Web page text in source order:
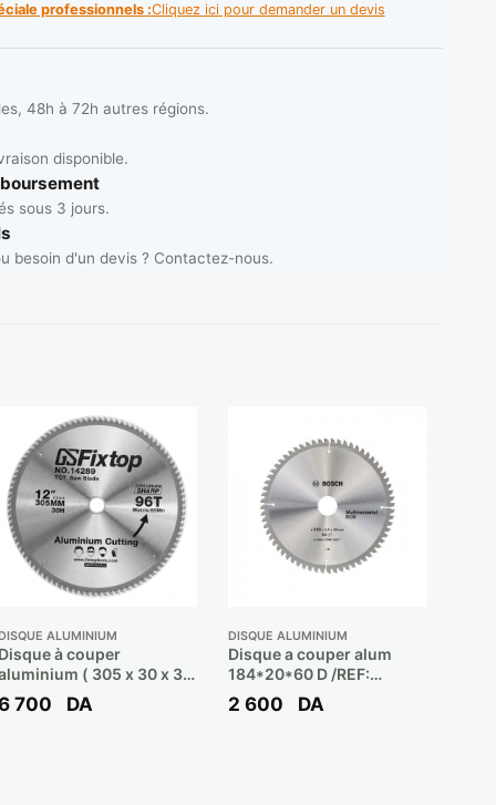
professionnels :Cliquez ici pour demander un devis
48h à 72h autres régions.
disponible.
sous 3 jours.
besoin d'un devis ? Contactez-nous.
ALUMINIUM
à couper
( 305 x 30 x 3.2
x 96D ) Réf: 14289 **
700 DA
DISQUE ALUMINIUM
Disque a couper alum
184*20*60 D /REF:
2608644411 ** BOSCH
2 600 DA